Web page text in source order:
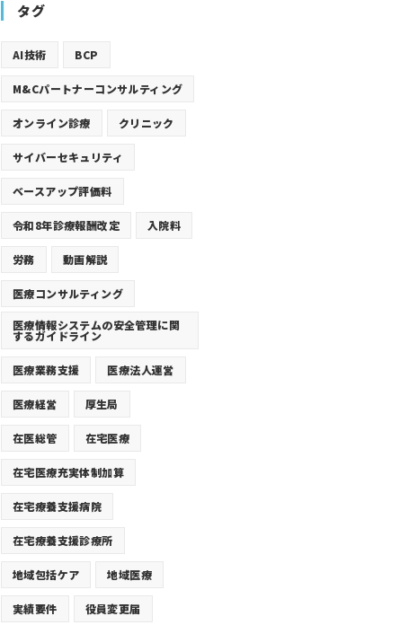
タグ
AI技術 BCP
M&Cパートナーコンサルティング
オンライン診療 クリニック
サイバーセキュリティ
ベースアップ評価料
令和8年診療報酬改定 入院料
労務 動画解説
医療コンサルティング
医療情報システムの安全管理に関
するガイドライン
医療業務支援 医療法人運営
医療経営 厚生局
在医総管 在宅医療
在宅医療充実体制加算
在宅療養支援病院
在宅療養支援診療所
地域包括ケア 地域医療
実績要件 役員変更届